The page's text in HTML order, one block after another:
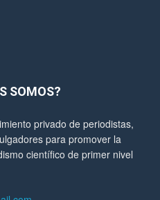
SOMOS?
privado de periodistas,
para promover la
científico de primer nivel